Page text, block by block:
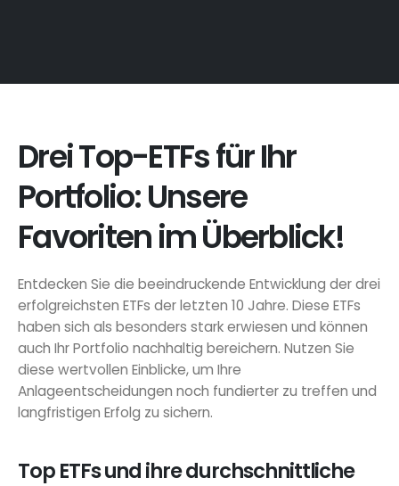
Drei Top-ETFs für Ihr
Portfolio: Unsere
Favoriten im Überblick!
Entdecken Sie die beeindruckende Entwicklung der drei
erfolgreichsten ETFs der letzten 10 Jahre. Diese ETFs
haben sich als besonders stark erwiesen und können
auch Ihr Portfolio nachhaltig bereichern. Nutzen Sie
diese wertvollen Einblicke, um Ihre
Anlageentscheidungen noch fundierter zu treffen und
langfristigen Erfolg zu sichern.
Top ETFs und ihre durchschnittliche